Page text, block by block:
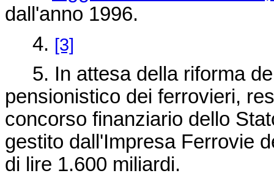
dall'anno 1996.
4. [3]
5. In attesa della riforma
pensionistico dei ferrovieri,
concorso finanziario dello
gestito dall'Impresa Ferrovie
di lire 1.600 miliardi.